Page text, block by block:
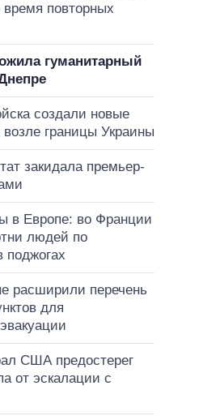
время повторных
гуманитарный
создали новые
возле границы Украины
закидала премьер-
в Европе: во Франции
людей по
поджогах
расширили перечень
для
США предостерег
от эскалации с